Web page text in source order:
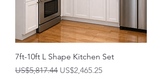
7ft-10ft L Shape Kitchen Set
一般價格
US$5,817.44 促銷價格
US$2,465.25